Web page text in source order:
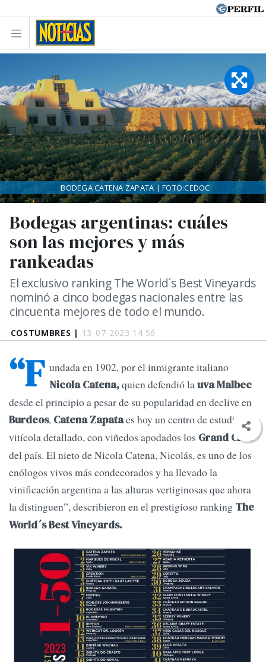
COSTUMBRES | 13-07-2023 14:56
Bodegas argentinas: cuáles
son las mejores y más
rankeadas
El exclusivo ranking The World´s Best Vineyards
nominó a cinco bodegas nacionales entre las
cincuenta mejores de todo el mundo.
BODEGA CATENA ZAPATA | FOTO:CEDOC
“F undada en 1902, por el inmigrante italiano
Nicola Catena,quien defendió lauva Malbec
desde el principio a pesar de su popularidad en declive en
Burdeos, Catena Zapataes hoy un centro de estudio
vitícola detallado, con viñedos apodados los Grand Crus
del país. El nieto de Nicola Catena, Nicolás, es uno de los
enólogos vivos más condecorados y ha llevado la
vinificación argentina a las alturas vertiginosas que ahora
la distinguen”, describieron en el prestigioso ranking The
World´s Best Vineyards.